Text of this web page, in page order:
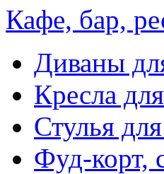
Кафе, бар,
Диваны
Кресла
Стулья
Фуд-корт,